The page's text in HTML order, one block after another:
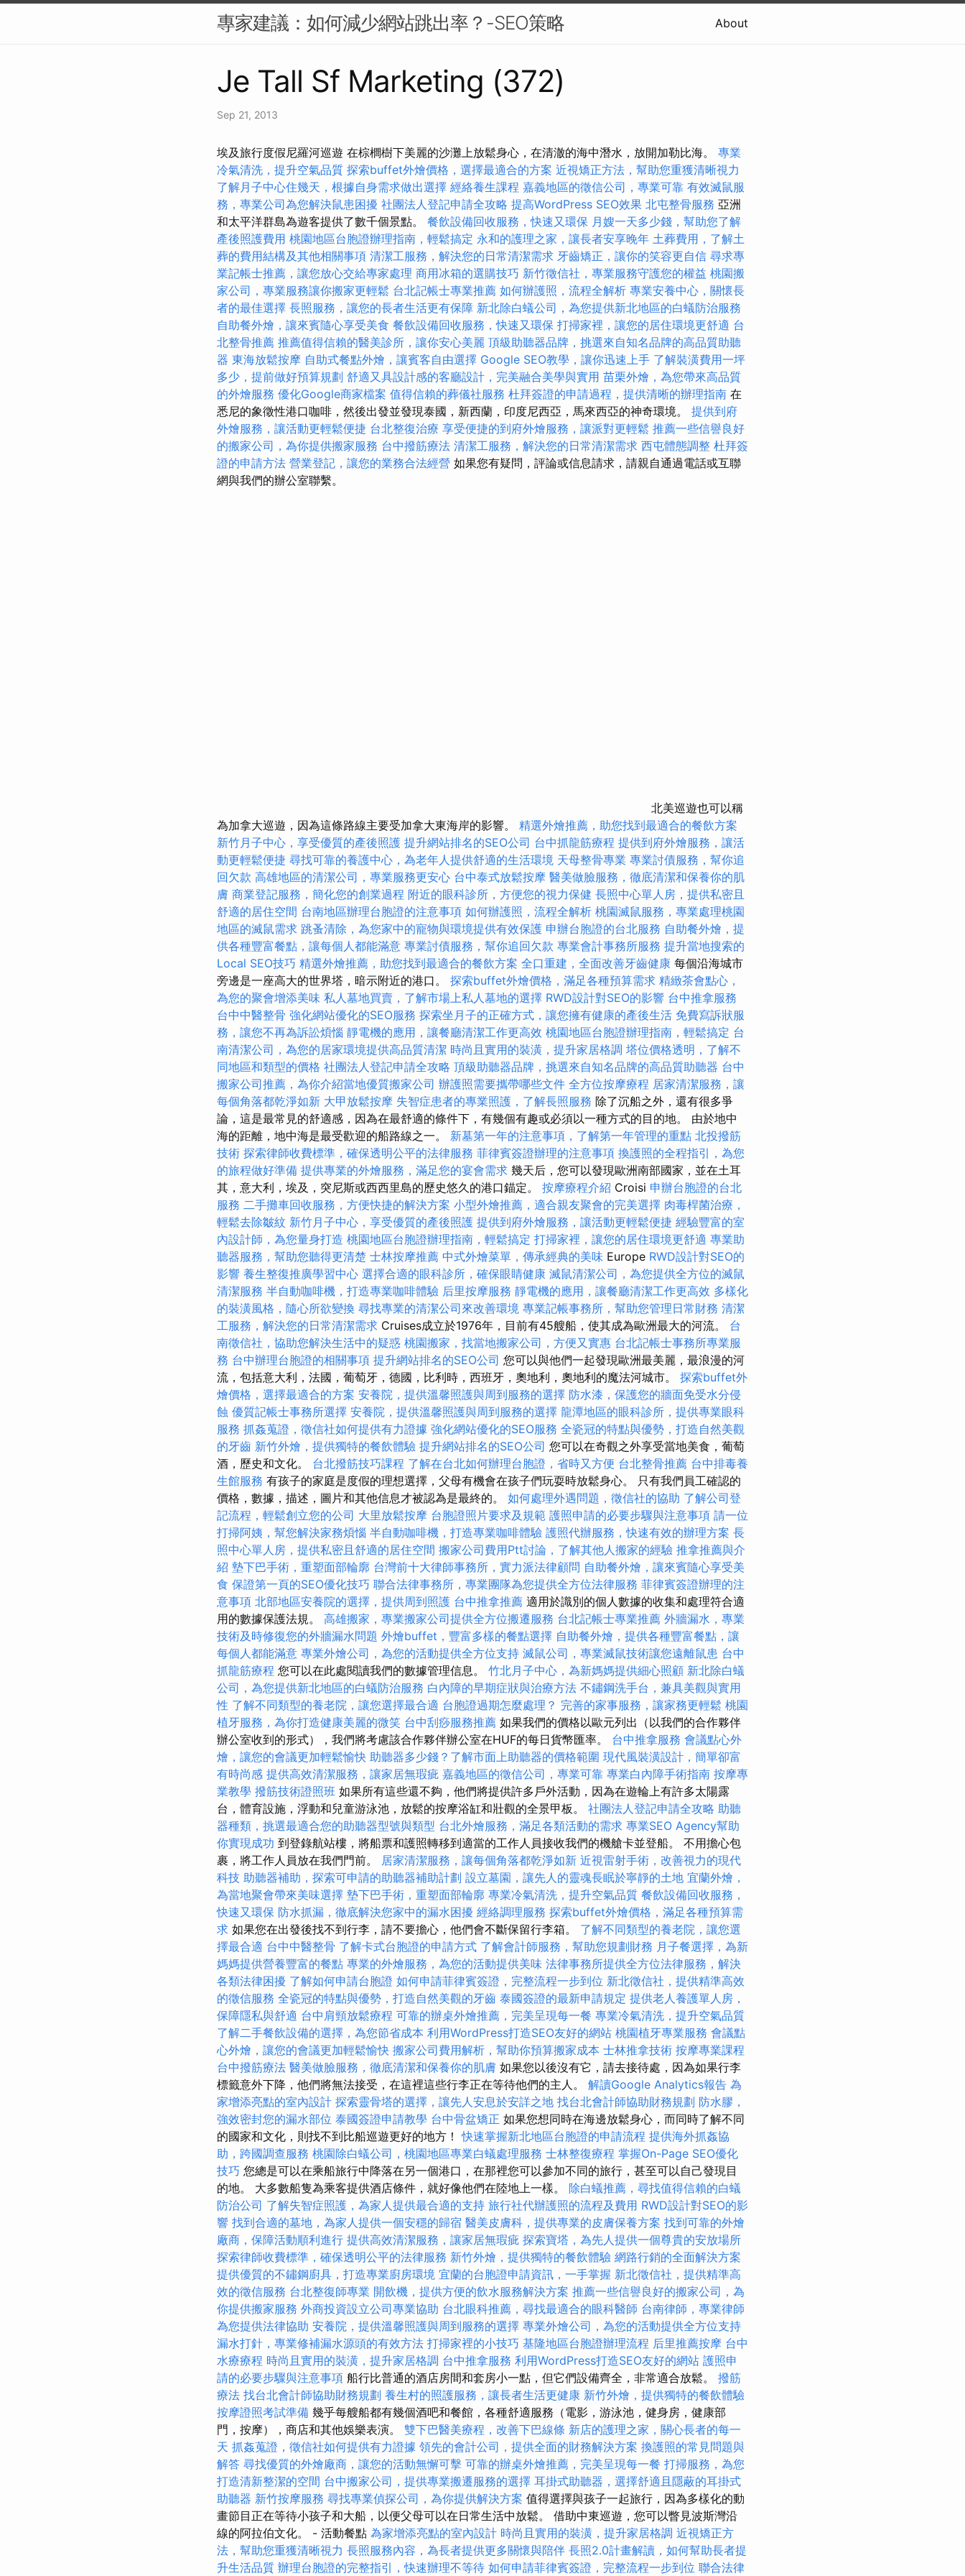
專家建議：如何減少網站跳出率？-SEO策略 About
Je Tall Sf Marketing (372)
Sep 21, 2013
埃及旅行度假尼羅河巡遊 在棕櫚樹下美麗的沙灘上放鬆身心，在清澈的海中潛水，放開加勒比海。 專業
冷氣清洗，提升空氣品質 探索buffet外燴價格，選擇最適合的方案 近視矯正方法，幫助您重獲清晰視力
了解月子中心住幾天，根據自身需求做出選擇 經絡養生課程 嘉義地區的徵信公司，專業可靠 有效滅鼠服
務，專業公司為您解決鼠患困擾 社團法人登記申請全攻略 提高WordPress SEO效果 北屯整骨服務 亞洲
和太平洋群島為遊客提供了數千個景點。 餐飲設備回收服務，快速又環保 月嫂一天多少錢，幫助您了解
產後照護費用 桃園地區台胞證辦理指南，輕鬆搞定 永和的護理之家，讓長者安享晚年 土葬費用，了解土
葬的費用結構及其他相關事項 清潔工服務，解決您的日常清潔需求 牙齒矯正，讓你的笑容更自信 尋求專
業記帳士推薦，讓您放心交給專家處理 商用冰箱的選購技巧 新竹徵信社，專業服務守護您的權益 桃園搬
家公司，專業服務讓你搬家更輕鬆 台北記帳士專業推薦 如何辦護照，流程全解析 專業安養中心，關懷長
者的最佳選擇 長照服務，讓您的長者生活更有保障 新北除白蟻公司，為您提供新北地區的白蟻防治服務
自助餐外燴，讓來賓隨心享受美食 餐飲設備回收服務，快速又環保 打掃家裡，讓您的居住環境更舒適 台
北整骨推薦 推薦值得信賴的醫美診所，讓你安心美麗 頂級助聽器品牌，挑選來自知名品牌的高品質助聽
器 東海放鬆按摩 自助式餐點外燴，讓賓客自由選擇 Google SEO教學，讓你迅速上手 了解裝潢費用一坪
多少，提前做好預算規劃 舒適又具設計感的客廳設計，完美融合美學與實用 苗栗外燴，為您帶來高品質
的外燴服務 優化Google商家檔案 值得信賴的葬儀社服務 杜拜簽證的申請過程，提供清晰的辦理指南 在
悉尼的象徵性港口咖啡，然後出發並發現泰國，新西蘭，印度尼西亞，馬來西亞的神奇環境。 提供到府
外燴服務，讓活動更輕鬆便捷 台北整復治療 享受便捷的到府外燴服務，讓派對更輕鬆 推薦一些信譽良好
的搬家公司，為你提供搬家服務 台中撥筋療法 清潔工服務，解決您的日常清潔需求 西屯體態調整 杜拜簽
證的申請方法 營業登記，讓您的業務合法經營 如果您有疑問，評論或信息請求，請親自通過電話或互聯
網與我們的辦公室聯繫。
北美巡遊也可以稱
為加拿大巡遊，因為這條路線主要受加拿大東海岸的影響。 精選外燴推薦，助您找到最適合的餐飲方案
新竹月子中心，享受優質的產後照護 提升網站排名的SEO公司 台中抓龍筋療程 提供到府外燴服務，讓活
動更輕鬆便捷 尋找可靠的養護中心，為老年人提供舒適的生活環境 天母整骨專業 專業討債服務，幫你追
回欠款 高雄地區的清潔公司，專業服務更安心 台中泰式放鬆按摩 醫美做臉服務，徹底清潔和保養你的肌
膚 商業登記服務，簡化您的創業過程 附近的眼科診所，方便您的視力保健 長照中心單人房，提供私密且
舒適的居住空間 台南地區辦理台胞證的注意事項 如何辦護照，流程全解析 桃園滅鼠服務，專業處理桃園
地區的滅鼠需求 跳蚤清除，為您家中的寵物與環境提供有效保護 申辦台胞證的台北服務 自助餐外燴，提
供各種豐富餐點，讓每個人都能滿意 專業討債服務，幫你追回欠款 專業會計事務所服務 提升當地搜索的
Local SEO技巧 精選外燴推薦，助您找到最適合的餐飲方案 全口重建，全面改善牙齒健康 每個沿海城市
旁邊是一座高大的世界塔，暗示附近的港口。 探索buffet外燴價格，滿足各種預算需求 精緻茶會點心，
為您的聚會增添美味 私人墓地買賣，了解市場上私人墓地的選擇 RWD設計對SEO的影響 台中推拿服務
台中中醫整骨 強化網站優化的SEO服務 探索坐月子的正確方式，讓您擁有健康的產後生活 免費寫訴狀服
務，讓您不再為訴訟煩惱 靜電機的應用，讓餐廳清潔工作更高效 桃園地區台胞證辦理指南，輕鬆搞定 台
南清潔公司，為您的居家環境提供高品質清潔 時尚且實用的裝潢，提升家居格調 塔位價格透明，了解不
同地區和類型的價格 社團法人登記申請全攻略 頂級助聽器品牌，挑選來自知名品牌的高品質助聽器 台中
搬家公司推薦，為你介紹當地優質搬家公司 辦護照需要攜帶哪些文件 全方位按摩療程 居家清潔服務，讓
每個角落都乾淨如新 大甲放鬆按摩 失智症患者的專業照護，了解長照服務 除了沉船之外，還有很多爭
論，這是最常見的舒適感，因為在最舒適的條件下，有幾個有趣或必須以一種方式的目的地。 由於地中
海的距離，地中海是最受歡迎的船路線之一。 新墓第一年的注意事項，了解第一年管理的重點 北投撥筋
技術 探索律師收費標準，確保透明公平的法律服務 菲律賓簽證辦理的注意事項 換護照的全程指引，為您
的旅程做好準備 提供專業的外燴服務，滿足您的宴會需求 幾天后，您可以發現歐洲南部國家，並在土耳
其，意大利，埃及，突尼斯或西西里島的歷史悠久的港口錨定。 按摩療程介紹 Croisi 申辦台胞證的台北
服務 二手攤車回收服務，方便快捷的解決方案 小型外燴推薦，適合親友聚會的完美選擇 肉毒桿菌治療，
輕鬆去除皺紋 新竹月子中心，享受優質的產後照護 提供到府外燴服務，讓活動更輕鬆便捷 經驗豐富的室
內設計師，為您量身打造 桃園地區台胞證辦理指南，輕鬆搞定 打掃家裡，讓您的居住環境更舒適 專業助
聽器服務，幫助您聽得更清楚 士林按摩推薦 中式外燴菜單，傳承經典的美味 Europe RWD設計對SEO的
影響 養生整復推廣學習中心 選擇合適的眼科診所，確保眼睛健康 滅鼠清潔公司，為您提供全方位的滅鼠
清潔服務 半自動咖啡機，打造專業咖啡體驗 后里按摩服務 靜電機的應用，讓餐廳清潔工作更高效 多樣化
的裝潢風格，隨心所欲變換 尋找專業的清潔公司來改善環境 專業記帳事務所，幫助您管理日常財務 清潔
工服務，解決您的日常清潔需求 Cruises成立於1976年，目前有45艘船，使其成為歐洲最大的河流。 台
南徵信社，協助您解決生活中的疑惑 桃園搬家，找當地搬家公司，方便又實惠 台北記帳士事務所專業服
務 台中辦理台胞證的相關事項 提升網站排名的SEO公司 您可以與他們一起發現歐洲最美麗，最浪漫的河
流，包括意大利，法國，葡萄牙，德國，比利時，西班牙，奧地利，奧地利的魔法河城市。 探索buffet外
燴價格，選擇最適合的方案 安養院，提供溫馨照護與周到服務的選擇 防水漆，保護您的牆面免受水分侵
蝕 優質記帳士事務所選擇 安養院，提供溫馨照護與周到服務的選擇 龍潭地區的眼科診所，提供專業眼科
服務 抓姦蒐證，徵信社如何提供有力證據 強化網站優化的SEO服務 全瓷冠的特點與優勢，打造自然美觀
的牙齒 新竹外燴，提供獨特的餐飲體驗 提升網站排名的SEO公司 您可以在奇觀之外享受當地美食，葡萄
酒，歷史和文化。 台北撥筋技巧課程 了解在台北如何辦理台胞證，省時又方便 台北整骨推薦 台中排毒養
生館服務 有孩子的家庭是度假的理想選擇，父母有機會在孩子們玩耍時放鬆身心。 只有我們員工確認的
價格，數據，描述，圖片和其他信息才被認為是最終的。 如何處理外遇問題，徵信社的協助 了解公司登
記流程，輕鬆創立您的公司 大里放鬆按摩 台胞證照片要求及規範 護照申請的必要步驟與注意事項 請一位
打掃阿姨，幫您解決家務煩惱 半自動咖啡機，打造專業咖啡體驗 護照代辦服務，快速有效的辦理方案 長
照中心單人房，提供私密且舒適的居住空間 搬家公司費用Ptt討論，了解其他人搬家的經驗 推拿推薦與介
紹 墊下巴手術，重塑面部輪廓 台灣前十大律師事務所，實力派法律顧問 自助餐外燴，讓來賓隨心享受美
食 保證第一頁的SEO優化技巧 聯合法律事務所，專業團隊為您提供全方位法律服務 菲律賓簽證辦理的注
意事項 北部地區安養院的選擇，提供周到照護 台中推拿推薦 適用於識別的個人數據的收集和處理符合適
用的數據保護法規。 高雄搬家，專業搬家公司提供全方位搬遷服務 台北記帳士專業推薦 外牆漏水，專業
技術及時修復您的外牆漏水問題 外燴buffet，豐富多樣的餐點選擇 自助餐外燴，提供各種豐富餐點，讓
每個人都能滿意 專業外燴公司，為您的活動提供全方位支持 滅鼠公司，專業滅鼠技術讓您遠離鼠患 台中
抓龍筋療程 您可以在此處閱讀我們的數據管理信息。 竹北月子中心，為新媽媽提供細心照顧 新北除白蟻
公司，為您提供新北地區的白蟻防治服務 白內障的早期症狀與治療方法 不鏽鋼洗手台，兼具美觀與實用
性 了解不同類型的養老院，讓您選擇最合適 台胞證過期怎麼處理？ 完善的家事服務，讓家務更輕鬆 桃園
植牙服務，為你打造健康美麗的微笑 台中刮痧服務推薦 如果我們的價格以歐元列出（以我們的合作夥伴
辦公室收到的形式），我們將考慮該合作夥伴辦公室在HUF的每日貨幣匯率。 台中推拿服務 會議點心外
燴，讓您的會議更加輕鬆愉快 助聽器多少錢？了解市面上助聽器的價格範圍 現代風裝潢設計，簡單卻富
有時尚感 提供高效清潔服務，讓家居無瑕疵 嘉義地區的徵信公司，專業可靠 專業白內障手術指南 按摩專
業教學 撥筋技術證照班 如果所有這些還不夠，他們將提供許多戶外活動，因為在遊輪上有許多太陽露
台，體育設施，浮動和兒童游泳池，放鬆的按摩浴缸和壯觀的全景甲板。 社團法人登記申請全攻略 助聽
器種類，挑選最適合您的助聽器型號與類型 台北外燴服務，滿足各類活動的需求 專業SEO Agency幫助
你實現成功 到登錄航站樓，將船票和護照轉移到適當的工作人員接收我們的機艙卡並登船。 不用擔心包
裹，將工作人員放在我們門前。 居家清潔服務，讓每個角落都乾淨如新 近視雷射手術，改善視力的現代
科技 助聽器補助，探索可申請的助聽器補助計劃 設立墓園，讓先人的靈魂長眠於寧靜的土地 宜蘭外燴，
為當地聚會帶來美味選擇 墊下巴手術，重塑面部輪廓 專業冷氣清洗，提升空氣品質 餐飲設備回收服務，
快速又環保 防水抓漏，徹底解決您家中的漏水困擾 經絡調理服務 探索buffet外燴價格，滿足各種預算需
求 如果您在出發後找不到行李，請不要擔心，他們會不斷保留行李箱。 了解不同類型的養老院，讓您選
擇最合適 台中中醫整骨 了解卡式台胞證的申請方式 了解會計師服務，幫助您規劃財務 月子餐選擇，為新
媽媽提供營養豐富的餐點 專業的外燴服務，為您的活動提供美味 法律事務所提供全方位法律服務，解決
各類法律困擾 了解如何申請台胞證 如何申請菲律賓簽證，完整流程一步到位 新北徵信社，提供精準高效
的徵信服務 全瓷冠的特點與優勢，打造自然美觀的牙齒 泰國簽證的最新申請規定 提供老人養護單人房，
保障隱私與舒適 台中肩頸放鬆療程 可靠的辦桌外燴推薦，完美呈現每一餐 專業冷氣清洗，提升空氣品質
了解二手餐飲設備的選擇，為您節省成本 利用WordPress打造SEO友好的網站 桃園植牙專業服務 會議點
心外燴，讓您的會議更加輕鬆愉快 搬家公司費用解析，幫助你預算搬家成本 士林推拿技術 按摩專業課程
台中撥筋療法 醫美做臉服務，徹底清潔和保養你的肌膚 如果您以後沒有它，請去接待處，因為如果行李
標籤意外下降，他們將無法接受，在這裡這些行李正在等待他們的主人。 解讀Google Analytics報告 為
家增添亮點的室內設計 探索靈骨塔的選擇，讓先人安息於安詳之地 找台北會計師協助財務規劃 防水膠，
強效密封您的漏水部位 泰國簽證申請教學 台中骨盆矯正 如果您想同時在海邊放鬆身心，而同時了解不同
的國家和文化，則找不到比船巡遊更好的地方！快速掌握新北地區台胞證的申請流程 提供海外抓姦協
助，跨國調查服務 桃園除白蟻公司，桃園地區專業白蟻處理服務 士林整復療程 掌握On-Page SEO優化
技巧 您總是可以在乘船旅行中降落在另一個港口，在那裡您可以參加不同的旅行，甚至可以自己發現目
的地。 大多數船隻為乘客提供酒店條件，就好像他們在陸地上一樣。 除白蟻推薦，尋找值得信賴的白蟻
防治公司 了解失智症照護，為家人提供最合適的支持 旅行社代辦護照的流程及費用 RWD設計對SEO的影
響 找到合適的墓地，為家人提供一個安穩的歸宿 醫美皮膚科，提供專業的皮膚保養方案 找到可靠的外燴
廠商，保障活動順利進行 提供高效清潔服務，讓家居無瑕疵 探索寶塔，為先人提供一個尊貴的安放場所
探索律師收費標準，確保透明公平的法律服務 新竹外燴，提供獨特的餐飲體驗 網路行銷的全面解決方案
提供優質的不鏽鋼廚具，打造專業廚房環境 宜蘭的台胞證申請資訊，一手掌握 新北徵信社，提供精準高
效的徵信服務 台北整復師專業 開飲機，提供方便的飲水服務解決方案 推薦一些信譽良好的搬家公司，為
你提供搬家服務 外商投資設立公司專業協助 台北眼科推薦，尋找最適合的眼科醫師 台南律師，專業律師
為您提供法律協助 安養院，提供溫馨照護與周到服務的選擇 專業外燴公司，為您的活動提供全方位支持
漏水打針，專業修補漏水源頭的有效方法 打掃家裡的小技巧 基隆地區台胞證辦理流程 后里推薦按摩 台中
水療療程 時尚且實用的裝潢，提升家居格調 台中推拿服務 利用WordPress打造SEO友好的網站 護照申
請的必要步驟與注意事項 船行比普通的酒店房間和套房小一點，但它們設備齊全，非常適合放鬆。 撥筋
療法 找台北會計師協助財務規劃 養生村的照護服務，讓長者生活更健康 新竹外燴，提供獨特的餐飲體驗
按摩證照考試準備 幾乎每艘船都有幾個酒吧和餐館，各種舒適服務（電影，游泳池，健身房，健康部
門，按摩），商店和其他娛樂表演。 雙下巴醫美療程，改善下巴線條 新店的護理之家，關心長者的每一
天 抓姦蒐證，徵信社如何提供有力證據 領先的會計公司，提供全面的財務解決方案 換護照的常見問題與
解答 尋找優質的外燴廠商，讓您的活動無懈可擊 可靠的辦桌外燴推薦，完美呈現每一餐 打掃服務，為您
打造清新整潔的空間 台中搬家公司，提供專業搬遷服務的選擇 耳掛式助聽器，選擇舒適且隱蔽的耳掛式
助聽器 新竹按摩服務 尋找專業偵探公司，為你提供解決方案 值得選擇與孩子一起旅行，因為多樣化的動
畫節目正在等待小孩子和大船，以便父母可以在日常生活中放鬆。 借助中東巡遊，您可以瞥見波斯灣沿
線的阿拉伯文化。 - 活動餐點 為家增添亮點的室內設計 時尚且實用的裝潢，提升家居格調 近視矯正方
法，幫助您重獲清晰視力 長照服務內容，為長者提供更多關懷與陪伴 長照2.0計畫解讀，如何幫助長者提
升生活品質 辦理台胞證的完整指引，快速辦理不等待 如何申請菲律賓簽證，完整流程一步到位 聯合法律